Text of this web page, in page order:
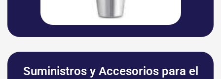
Suministros y Accesorios para el